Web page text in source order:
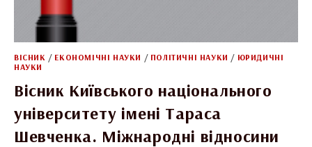
ВІСНИК / ЕКОНОМІЧНІ НАУКИ / ПОЛІТИЧНІ НАУКИ / ЮРИДИЧНІ
НАУКИ
Вісник Київського національного
університету імені Тараса
Шевченка. Міжнародні відносини